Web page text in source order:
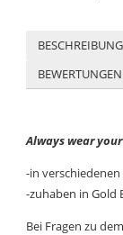
BESCHREIBUNG
Always wear
-in
-zuhaben in Gold
Bei Fragen zu